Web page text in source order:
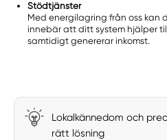
Stödtjänster
Med energilagring från oss kan
innebär att ditt system hjälper
samtidigt genererar inkomst.
Lokalkännedom och
rätt lösning